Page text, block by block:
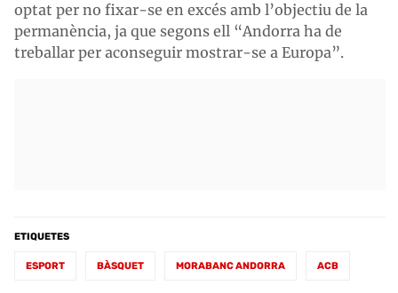
optat per no fixar-se en excés amb l’objectiu de la
permanència, ja que segons ell “Andorra ha de
treballar per aconseguir mostrar-se a Europa”.
ETIQUETES
ESPORT BÀSQUET MORABANC ANDORRA ACB